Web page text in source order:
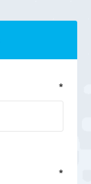
*
*